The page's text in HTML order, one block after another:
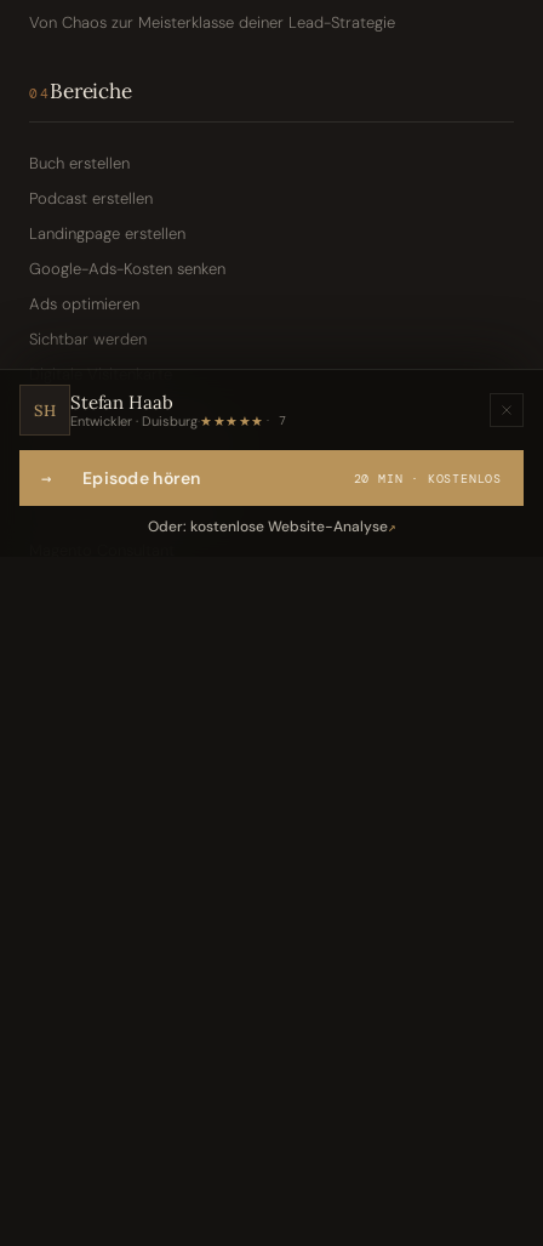
Von Chaos zur Meisterklasse deiner Lead-Strategie
04Bereiche
Buch erstellen
Podcast erstellen
Landingpage erstellen
Google-Ads-Kosten senken
Ads optimieren
Sichtbar werden
Digitale Visitenkarte
KI-Assistent (Toni · Jarvis)
Webseite per Sprache
SH Stefan Haab
Entwickler · Duisburg·★★★★★ 7
→ Episode hören 20 MIN · KOSTENLOS
Oder: kostenlose Website-Analyse↗